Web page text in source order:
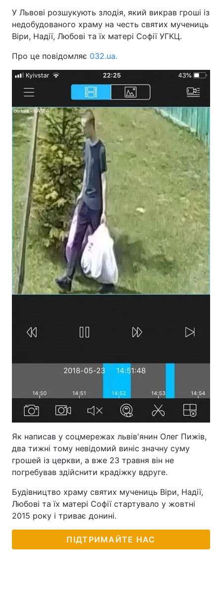
У Львові розшукують злодія, який викрав гроші із
недобудованого храму на честь святих мучениць
Віри, Надії, Любові та їх матері Софії УГКЦ.
Про це повідомляє 032.ua.
Як написав у соцмережах львів'янин Олег Пижів,
два тижні тому невідомий виніс значну суму
грошей із церкви, а вже 23 травня він не
погребував здійснити крадіжку вдруге.
Будівництво храму святих мучениць Віри, Надії,
Любові та їх матері Софії стартувало у жовтні
2015 року і триває донині.
ПІДТРИМАЙТЕ НАС